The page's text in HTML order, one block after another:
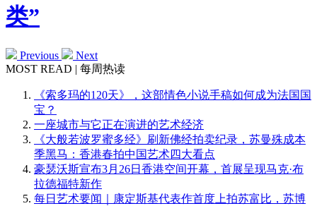
类”
Previous
Next
MOST READ | 每周热读
《索多玛的120天》，这部情色小说手稿如何成为法国国
宝？
一座城市与它正在演进的艺术经济
《大般若波罗蜜多经》刷新佛经拍卖纪录，苏曼殊成本
季黑马：香港春拍中国艺术四大看点
豪瑟沃斯宣布3月26日香港空间开幕，首展呈现马克·布
拉德福特新作
每日艺术要闻｜康定斯基代表作首度上拍苏富比，苏博